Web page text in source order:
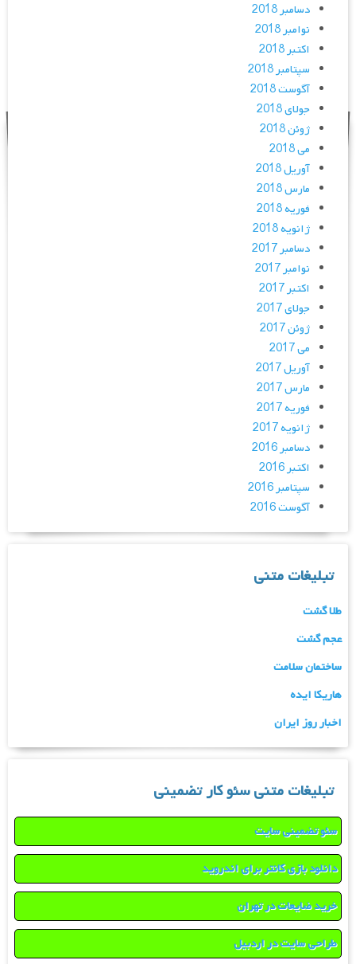
دسامبر 2018
نوامبر 2018
اکتبر 2018
سپتامبر 2018
آگوست 2018
جولای 2018
ژوئن 2018
می 2018
آوریل 2018
مارس 2018
فوریه 2018
ژانویه 2018
دسامبر 2017
نوامبر 2017
اکتبر 2017
جولای 2017
ژوئن 2017
می 2017
آوریل 2017
مارس 2017
فوریه 2017
ژانویه 2017
دسامبر 2016
اکتبر 2016
سپتامبر 2016
آگوست 2016
تبلیغات متنی
طلا گشت
عجم گشت
ساختمان سلامت
هاریکا ایده
اخبار روز ایران
تبلیغات متنی سئو کار تضمینی
سئو تضمینی سایت
دانلود بازی کانتر برای اندروید
خرید ضایعات در تهران
طراحی سایت در اردبیل